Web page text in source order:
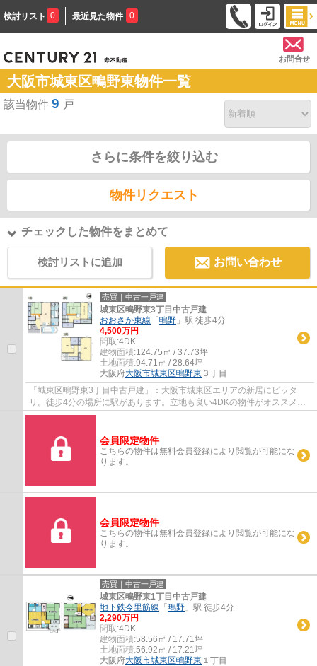
検討リスト 0 最近見た物件 0
お問合せ
大阪市城東区鴫野東物件一覧
該当物件 9 戸
さらに条件を絞り込む
物件リクエスト
チェックした物件をまとめて
検討リストに追加 お問い合わせ
売買｜中古一戸建
城東区鴫野東3丁目中古戸建
おおさか東線 「 鴫野 」駅 徒歩4分
4,500万円
間取:4DK
建物面積:124.75㎡ / 37.73坪
土地面積:94.71㎡ / 28.64坪
大阪府大阪市城東区鴫野東 ３丁目
「城東区鴫野東3丁目中古戸建」：大阪市城東区エリアの新居にピッタ
リ。徒歩4分の場所に駅があります。立地も良い4DKの物件がオススメで
す。クローゼット付きの物件です。ご希望のお住...
会員限定物件
こちらの物件は無料会員登録により閲覧が可能にな
ります。
会員限定物件
こちらの物件は無料会員登録により閲覧が可能にな
ります。
売買｜中古一戸建
城東区鴫野東1丁目中古戸建
地下鉄今里筋線 「 鴫野 」駅 徒歩4分
2,290万円
間取:4DK
建物面積:58.56㎡ / 17.71坪
土地面積:56.92㎡ / 17.21坪
大阪府大阪市城東区鴫野東 １丁目